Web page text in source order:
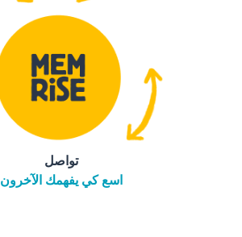
تواصل
اسع كي يفهمك الآخرون